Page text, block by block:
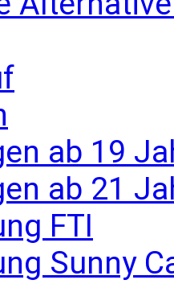
ab 19
ab 21
FTI
Sunny